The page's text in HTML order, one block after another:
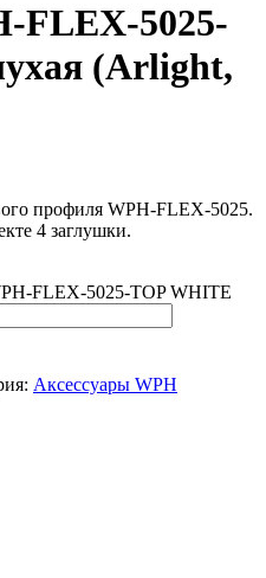
FLEX-5025-
(Arlight,
профиля WPH-FLEX-5025.
4 заглушки.
FLEX-5025-TOP WHITE
Аксессуары WPH